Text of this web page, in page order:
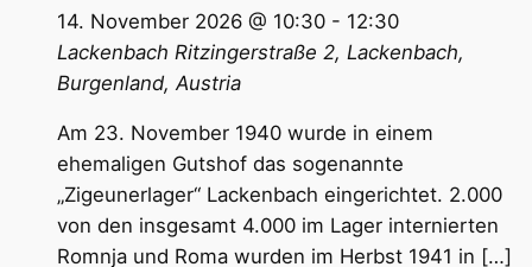
14. November 2026 @ 10:30 - 12:30
Lackenbach Ritzingerstraße 2, Lackenbach,
Burgenland, Austria
Am 23. November 1940 wurde in einem
ehemaligen Gutshof das sogenannte
„Zigeunerlager“ Lackenbach eingerichtet. 2.000
von den insgesamt 4.000 im Lager internierten
Romnja und Roma wurden im Herbst 1941 in […]